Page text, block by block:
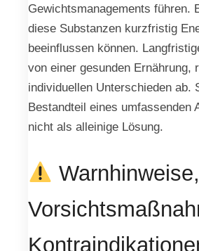
Gewichtsmanagements führen.
diese Substanzen kurzfristig
beeinflussen können.
von einer gesunden Ernährung,
individuellen Unterschieden ab.
Bestandteil eines umfassenden
nicht als alleinige Lösung.
Warnhinweise,